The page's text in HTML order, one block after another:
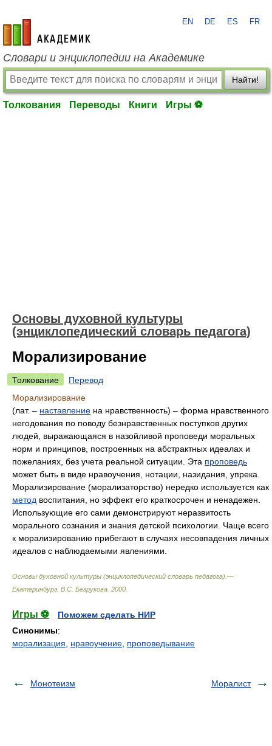
academic.ru
EN DE ES FR
Словари и энциклопедии на Академике
Найти!
Толкования Переводы Книги Игры ⚽
Основы духовной культуры
(энциклопедический словарь педагога)
Морализирование
Толкование
Перевод
Морализирование
(лат. – наставление на нравственность) – форма нравственного
негодования по поводу безнравственных поступков других
людей, выражающаяся в назойливой проповеди моральных
норм и принципов, построенных на абстрактных идеалах и
пожеланиях, без учета реальной ситуации. Эта проповедь
может быть в виде нравоучения, нотации, назидания, упрека.
Морализирование (морализаторство) нередко используется как
метод воспитания, но эффект его краткосрочен и ненадежен.
Использующие его сами демонстрируют неразвитость
морального сознания и знания детской психологии. Чаще всего
к морализированию прибегают в случаях несовпадения личных
идеалов с наблюдаемыми явлениями.
Основы духовной культуры (энциклопедический словарь педагога).—
Екатеринбург В.С. Безрукова 2000
Игры ⚽
Поможем сделать НИР
Синонимы:
морализация
нравоучение проповедывание
Монотеизм Моралист